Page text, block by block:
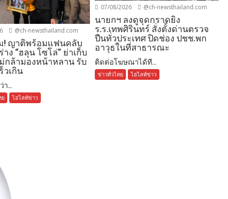
@ch-newsthailand.com
! ญาติพร้อมแฟนคลับ
ง “ฮลุน โซโล่” ย่าเก็บ
กล้ามองหน้าหลาน รับ
วเกิน
...
ย ไฮไลท์ข่าว
07/08/2026 @ch-newsthailand.com
นายกฯ ลงดูจุดกราดยิง
ร.ร.เทพศิรินทร์ สั่งตั้งด่านตรวจ
ปืนทั่วประเทศ ปิดช่อง ปชช.พก
อาวุธในที่สาธารณะ
ติดต่อโฆษณาได้ที...
ข่าวทั่วไทย ไฮไลท์ข่าว